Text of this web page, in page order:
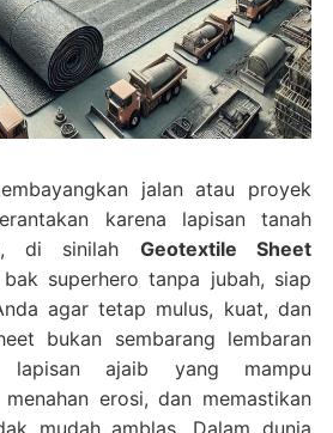
jalan atau proyek
karena lapisan tanah
di sinilah Geotextile Sheet
superhero tanpa jubah, siap
agar tetap mulus, kuat, dan
bukan sembarang lembaran
ajaib yang mampu
erosi, dan memastikan